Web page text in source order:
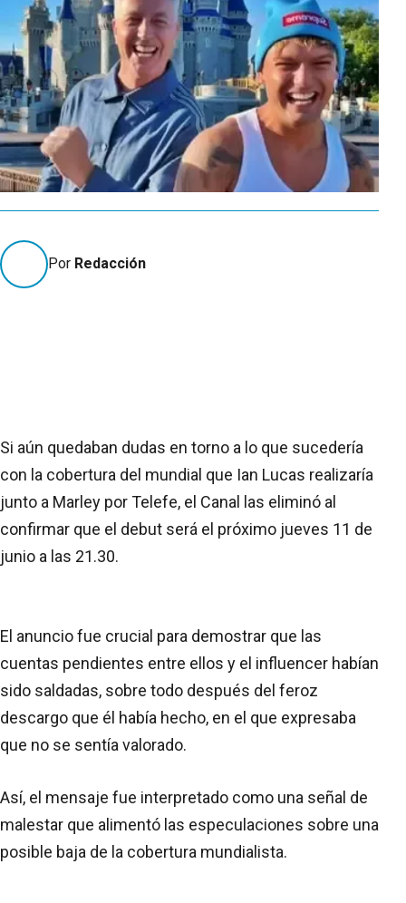
Por Redacción
Si aún quedaban dudas en torno a lo que sucedería
con la cobertura del mundial que Ian Lucas realizaría
junto a Marley por Telefe, el Canal las eliminó al
confirmar que el debut será el próximo jueves 11 de
junio a las 21.30.
El anuncio fue crucial para demostrar que las
cuentas pendientes entre ellos y el influencer habían
sido saldadas, sobre todo después del feroz
descargo que él había hecho, en el que expresaba
que no se sentía valorado.
Así, el mensaje fue interpretado como una señal de
malestar que alimentó las especulaciones sobre una
posible baja de la cobertura mundialista.